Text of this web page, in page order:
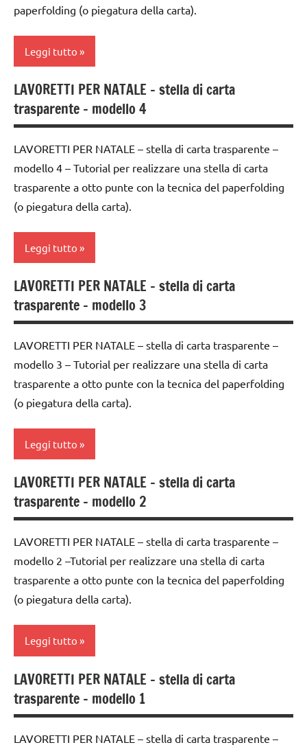
TUTORIAL
TUTTI GLI
ARGOMENTI
TUTTI GLI
ARTICOLI
FESTE
LAVORETTI
lavoretti
per
Natale
paperfolding
origami
TUTORIAL
TUTTI GLI
ARGOMENTI
TUTTI GLI
ARTICOLI
classe
classe
5a
decorazioni
natalizie
DELL'ANNO
lavoretti
Natale
Natale
paperfolding
origami
ARGOMENTI
PER ETA'
ARTICOLI
paperfolding (o piegatura della carta).
Leggi tutto
4a
settimana
di
ARTE
IMMAGINE
carta
3a
classe
classe
decorazioni
natalizie
FESTE
LAVORETTI
lavoretti
per
Natale
paperfolding
origami
TUTORIAL
TUTTI GLI
ARGOMENTI
TUTTI GLI
ARTICOLI
LAVORETTI PER NATALE – stella di carta
trasparente – modello 4
LAVORETTI PER NATALE – stella di carta trasparente –
modello 4 – Tutorial per realizzare una stella di carta
trasparente a otto punte con la tecnica del paperfolding
(o piegatura della carta).
Leggi tutto
4a
settimana
di
avvento
ARTE
IMMAGINE
carta
3a
classe
classe
decorazioni
natalizie
FESTE
LAVORETTI
lavoretti
per
Natale
LAVORETTI PER NATALE – stella di carta
trasparente – modello 3
LAVORETTI PER NATALE – stella di carta trasparente –
modello 3 – Tutorial per realizzare una stella di carta
trasparente a otto punte con la tecnica del paperfolding
(o piegatura della carta).
Leggi tutto
ARTE
IMMAGINE
classe
classe
classe
5a
decorazioni
natalizie
DELL'ANNO
LAVORETTI PER NATALE – stella di carta
trasparente – modello 2
LAVORETTI PER NATALE – stella di carta trasparente –
modello 2 –Tutorial per realizzare una stella di carta
trasparente a otto punte con la tecnica del paperfolding
(o piegatura della carta).
Leggi tutto
4a
settimana
di
LAVORETTI PER NATALE – stella di carta
trasparente – modello 1
LAVORETTI PER NATALE – stella di carta trasparente –